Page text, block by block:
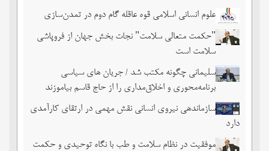
علوم انسانی اسلامی قوه عاقله گام دوم در تمدن‌سازی
"حکمت متعالی سلامت" نجات بخش جهان از فروپاشی
سلامت است
سلیمانی چگونه مکتب شد / جریان های سیاسی
برنامه‌محوری و اخلاق‌مداری را از حاج قاسم بیاموزند
سازماندهی نیروی انسانی نقش مهمی در ارتقای کارآمدی
دارد
موفقیت در نظام سلامت و طب با نگاه توحیدی و حکمت